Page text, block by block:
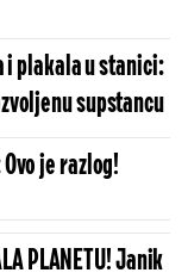
plakala u stanici:
supstancu
je razlog!
PLANETU! Janik